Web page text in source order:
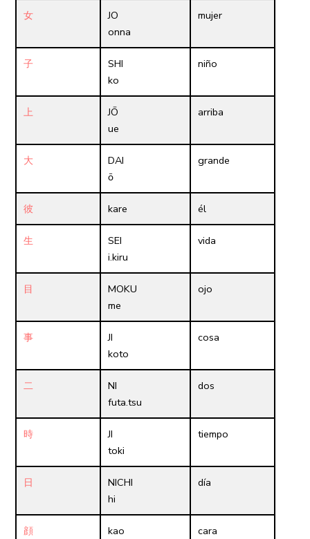
女
JO
onna
mujer
子
SHI
ko
niño
上
JŌ
ue
arriba
大
DAI
ō
grande
彼 kare él
生
SEI
i.kiru
vida
目
MOKU
me
ojo
事
JI
koto
cosa
二
NI
futa.tsu
dos
時
JI
toki
tiempo
日
NICHI
hi
día
顔 kao cara